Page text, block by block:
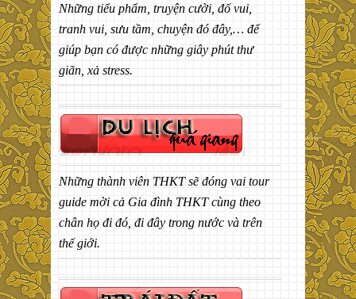
Những tiểu phẩm, truyện cười, đố vui,
tranh vui, sưu tầm, chuyện đó đây,… để
giúp bạn có được những giây phút thư
giãn, xả stress.
Những thành viên THKT sẽ đóng vai tour
guide mời cả Gia đình THKT cùng theo
chân họ đi đó, đi đây trong nước và trên
thế giới.